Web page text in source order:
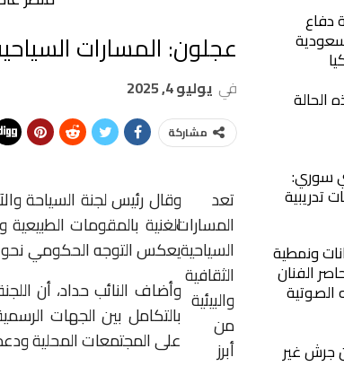
عجلون: المسارات
في يوليو 4, 2025
مشاركة
تعد
المسارات
السياحية
الثقافية
والبيئية
من
أبرز
وقال رئيس لجنة السياحة
الغنية بالمقومات الطبيعية
يعكس التوجه الحكومي نحو
وأضاف النائب حداد، أن
بالتكامل بين الجهات
على المجتمعات المحلية
دفاع
الحالة
سوري:
تدريبية
ونمطية
الفنان
الصوتية
جرش غير